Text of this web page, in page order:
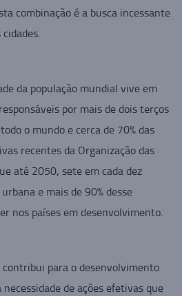
combinação é a busca incessante
da população mundial vive em
por mais de dois terços
o mundo e cerca de 70% das
recentes da Organização das
até 2050, sete em cada dez
e mais de 90% desse
nos países em desenvolvimento.
contribui para o desenvolvimento
de ações efetivas que